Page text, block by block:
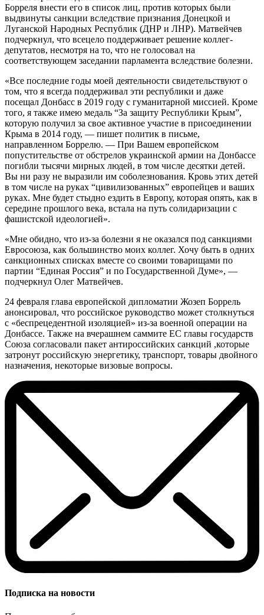
Борреля внести его в список лиц, против которых были
выдвинуты санкции вследствие признания Донецкой и
Луганской Народных Республик (ДНР и ЛНР). Матвейчев
подчеркнул, что всецело поддерживает решение коллег-
депутатов, несмотря на то, что не голосовал на
соответствующем заседании парламента вследствие болезни.
«Все последние годы моей деятельности свидетельствуют о
том, что я всегда поддерживал эти республики и даже
посещал Донбасс в 2019 году с гуманитарной миссией. Кроме
того, я также имею медаль “За защиту Республики Крым”,
которую получил за свое активное участие в присоединении
Крыма в 2014 году, — пишет политик в письме,
направленном Боррелю. — При Вашем европейском
попустительстве от обстрелов украинской армии на Донбассе
погибли тысячи мирных людей, в том числе десятки детей.
Вы ни разу не выразили им соболезнования. Кровь этих детей
в том числе на руках “цивилизованных” европейцев и ваших
руках. Мне будет стыдно ездить в Европу, которая опять, как в
середине прошлого века, встала на путь солидаризации с
фашистской идеологией».
«Мне обидно, что из-за болезни я не оказался под санкциями
Евросоюза, как большинство моих коллег. Хочу быть в одних
санкционных списках вместе со своими товарищами по
партии “Единая Россия” и по Государственной Думе», —
подчеркнул Олег Матвейчев.
24 февраля глава европейской дипломатии Жозеп Боррель
анонсировал, что российское руководство может столкнуться
с «беспрецедентной изоляцией» из-за военной операции на
Донбассе. Также на вчерашнем саммите ЕС главы государств
Союза согласовали пакет антироссийских санкций ,которые
затронут российскую энергетику, транспорт, товары двойного
назначения, некоторые визовые вопросы.
Подписка на новости